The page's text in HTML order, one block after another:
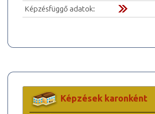
Képzésfüggő adatok:
Képzések karonként